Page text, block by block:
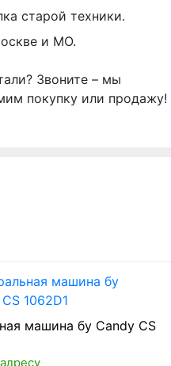
старой техники.
и МО.
Звоните – мы
покупку или продажу!
машина бу Candy CS